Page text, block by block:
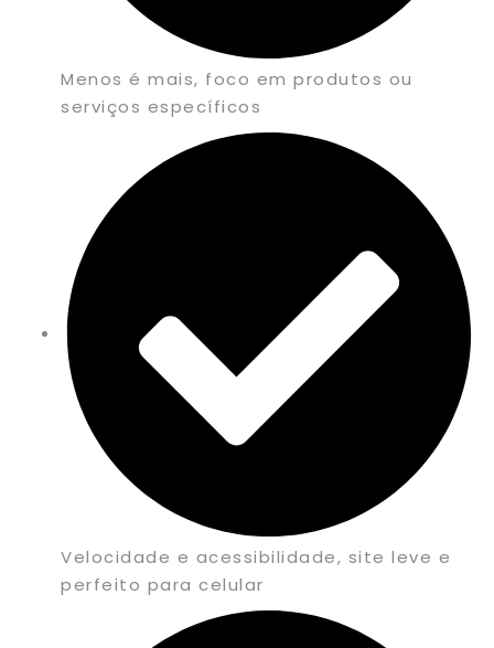
Menos é mais, foco em produtos ou
serviços específicos
Velocidade e acessibilidade, site leve e
perfeito para celular